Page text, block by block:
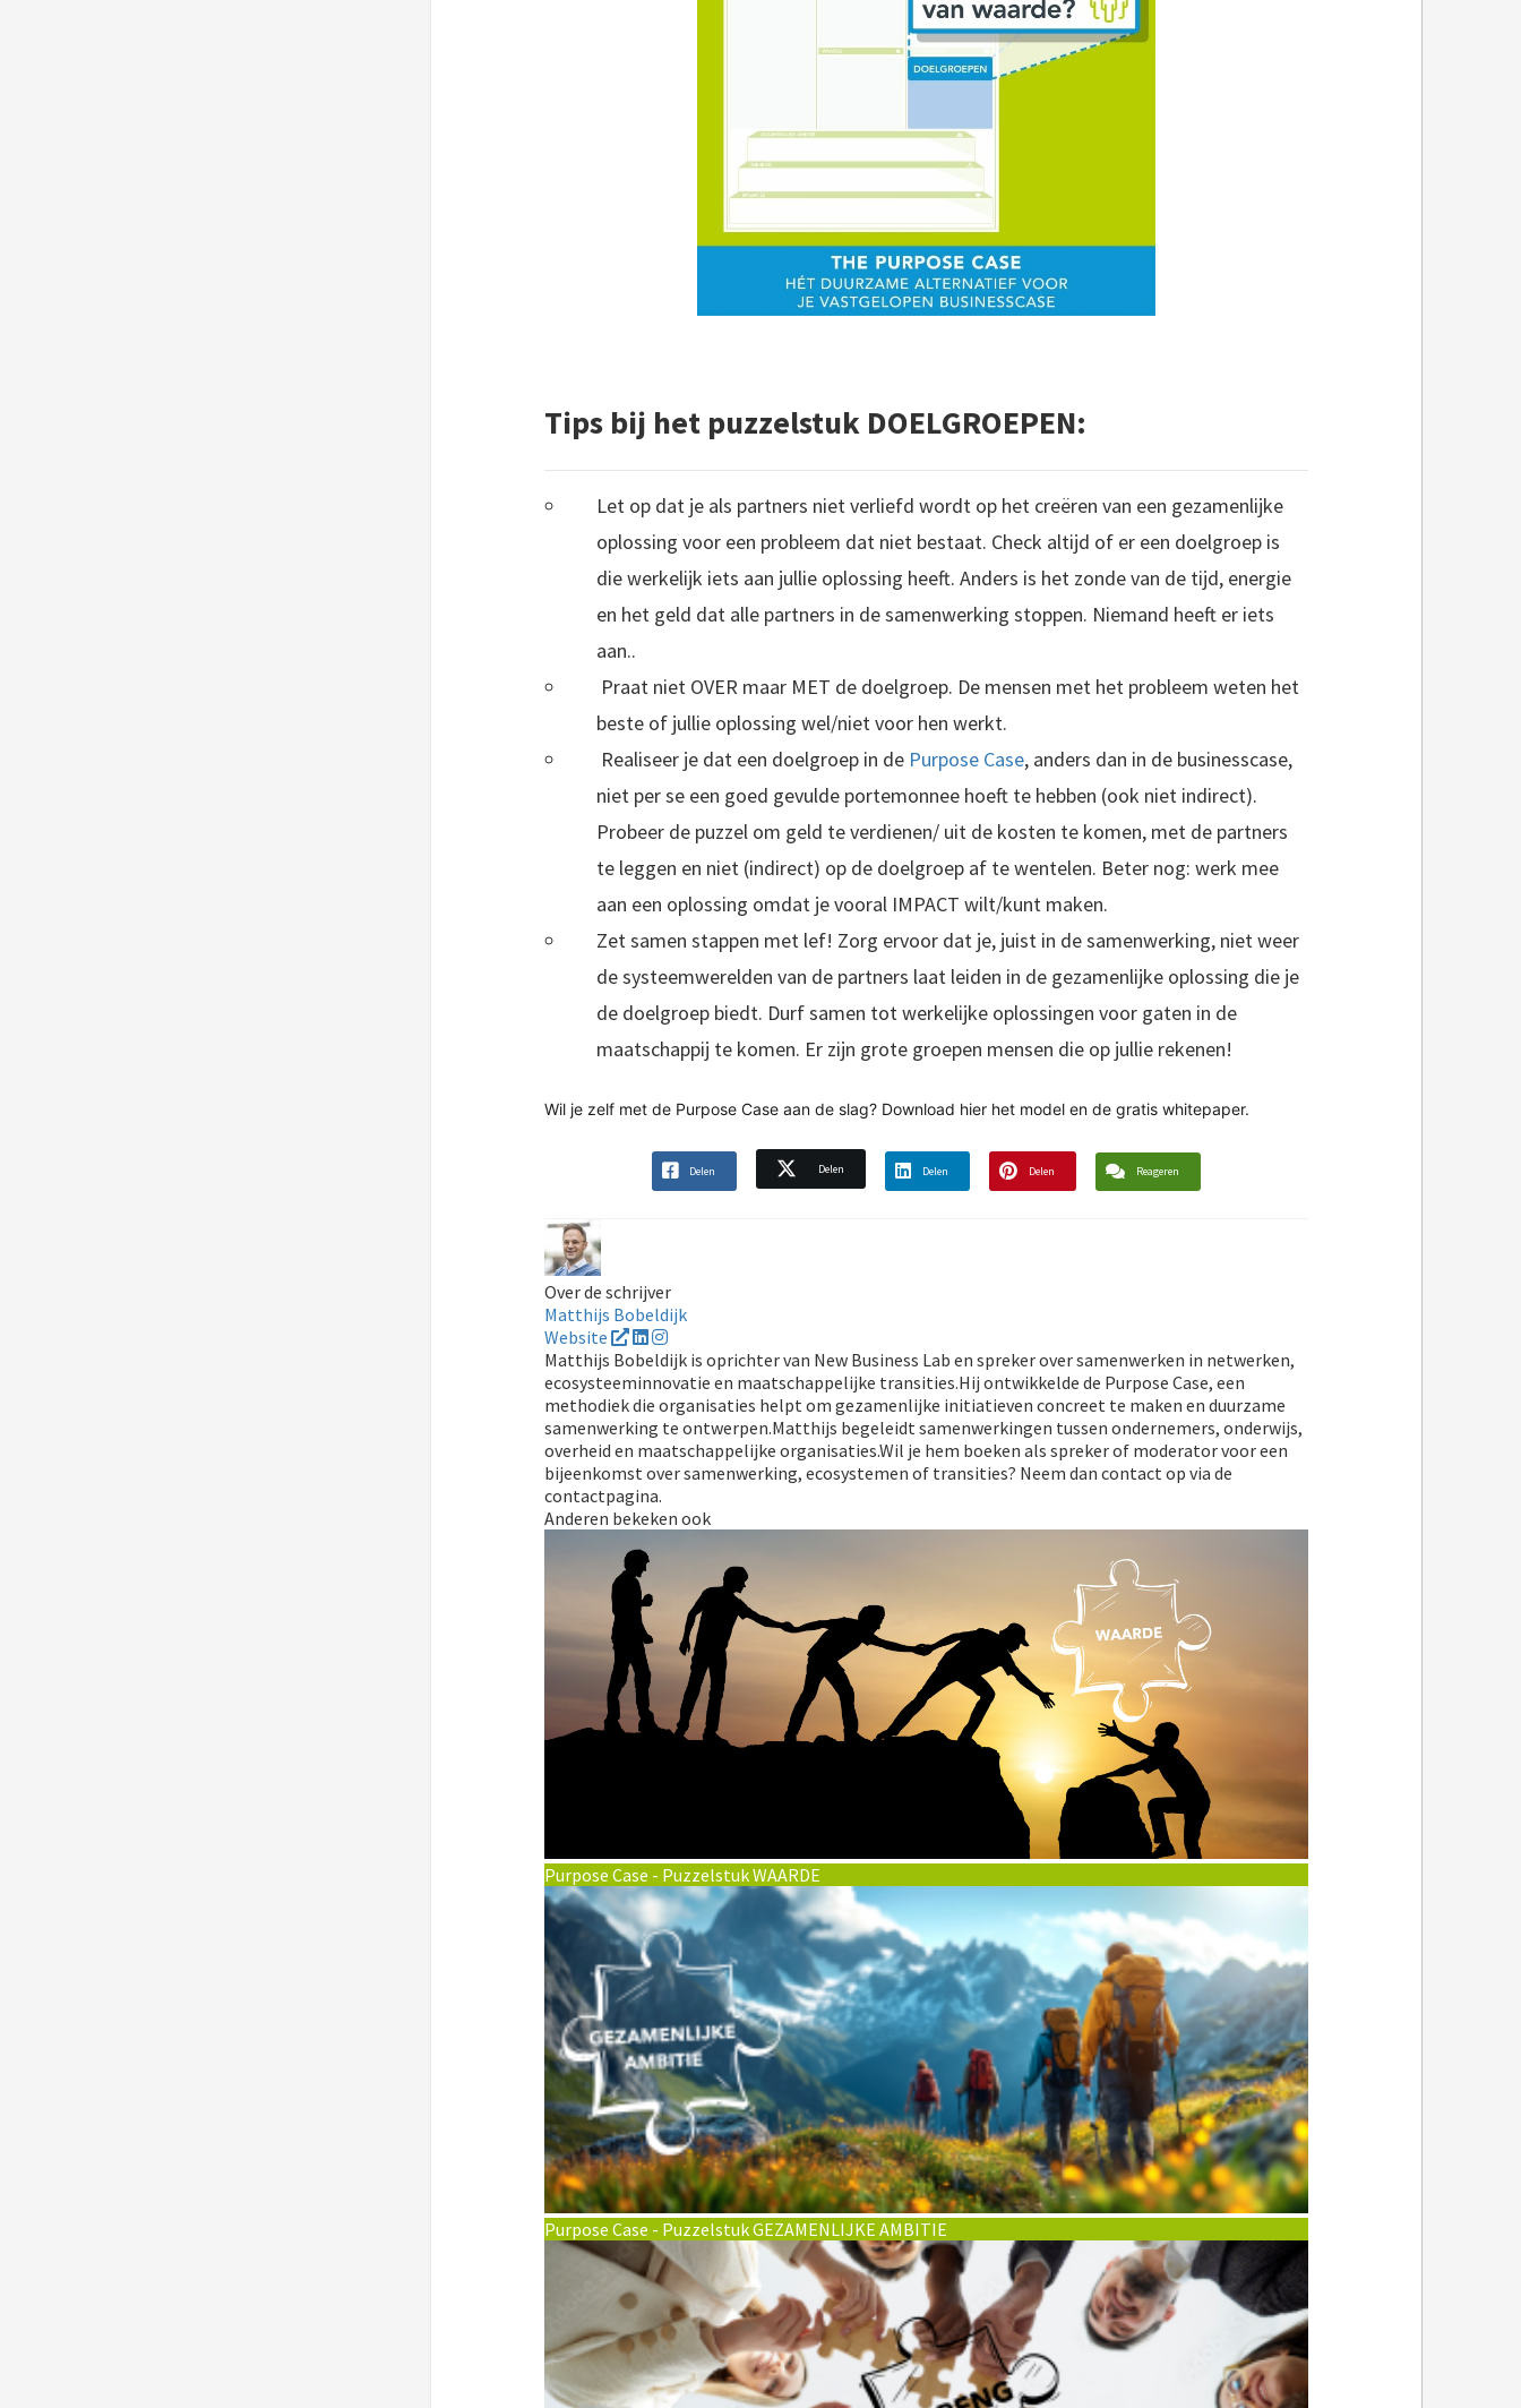
Tips bij het puzzelstuk DOELGROEPEN:
Let op dat je als partners niet verliefd wordt op het creëren van een gezamenlijke
oplossing voor een probleem dat niet bestaat. Check altijd of er een doelgroep is
die werkelijk iets aan jullie oplossing heeft. Anders is het zonde van de tijd, energie
en het geld dat alle partners in de samenwerking stoppen. Niemand heeft er iets
aan..
Praat niet OVER maar MET de doelgroep. De mensen met het probleem weten het
beste of jullie oplossing wel/niet voor hen werkt.
Realiseer je dat een doelgroep in de Purpose Case, anders dan in de businesscase,
niet per se een goed gevulde portemonnee hoeft te hebben (ook niet indirect).
Probeer de puzzel om geld te verdienen/ uit de kosten te komen, met de partners
te leggen en niet (indirect) op de doelgroep af te wentelen. Beter nog: werk mee
aan een oplossing omdat je vooral IMPACT wilt/kunt maken.
Zet samen stappen met lef! Zorg ervoor dat je, juist in de samenwerking, niet weer
de systeemwerelden van de partners laat leiden in de gezamenlijke oplossing die je
de doelgroep biedt. Durf samen tot werkelijke oplossingen voor gaten in de
maatschappij te komen. Er zijn grote groepen mensen die op jullie rekenen!
Wil je zelf met de Purpose Case aan de slag? Download hierhet model en de gratis whitepaper.
Delen Delen Delen Delen Reageren
Over de schrijver
Matthijs Bobeldijk
Website
Matthijs Bobeldijk is oprichter van New Business Lab en spreker over samenwerken in netwerken,
ecosysteeminnovatie en maatschappelijke transities.Hij ontwikkelde de Purpose Case, een
methodiek die organisaties helpt om gezamenlijke initiatieven concreet te maken en duurzame
samenwerking te ontwerpen.Matthijs begeleidt samenwerkingen tussen ondernemers, onderwijs,
overheid en maatschappelijke organisaties.Wil je hem boeken als spreker of moderator voor een
bijeenkomst over samenwerking, ecosystemen of transities? Neem dan contact op via de
contactpagina.
Anderen bekeken ook
Purpose Case - Puzzelstuk WAARDE
Purpose Case - Puzzelstuk GEZAMENLIJKE AMBITIE